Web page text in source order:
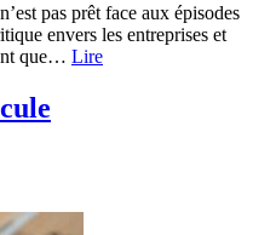
pas prêt face aux épisodes
envers les entreprises et
que… Lire